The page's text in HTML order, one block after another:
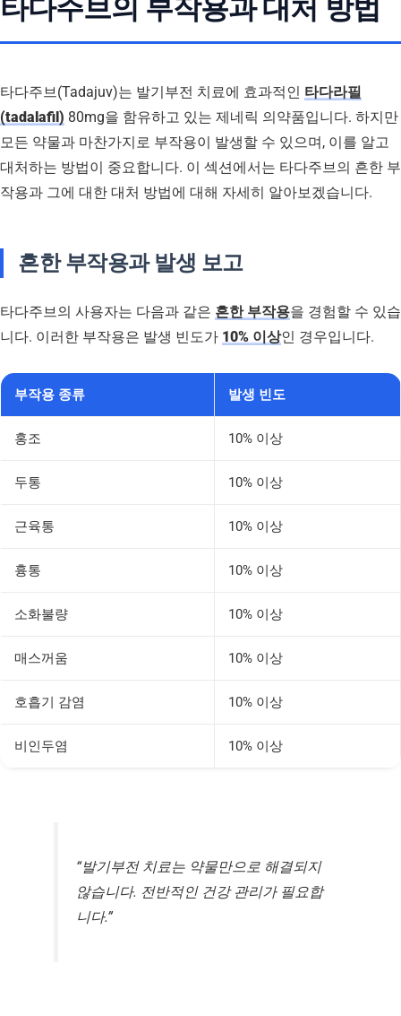
타다주브의 부작용과 대처 방법
타다주브(Tadajuv)는 발기부전 치료에 효과적인 타다라필
(tadalafil) 80mg을 함유하고 있는 제네릭 의약품입니다. 하지만
모든 약물과 마찬가지로 부작용이 발생할 수 있으며, 이를 알고
대처하는 방법이 중요합니다. 이 섹션에서는 타다주브의 흔한 부
작용과 그에 대한 대처 방법에 대해 자세히 알아보겠습니다.
흔한 부작용과 발생 보고
타다주브의 사용자는 다음과 같은 흔한 부작용을 경험할 수 있습
니다. 이러한 부작용은 발생 빈도가 10% 이상인 경우입니다.
부작용 종류 발생 빈도
홍조 10% 이상
두통 10% 이상
근육통 10% 이상
흉통 10% 이상
소화불량 10% 이상
매스꺼움 10% 이상
호흡기 감염 10% 이상
비인두염 10% 이상
“발기부전 치료는 약물만으로 해결되지
않습니다. 전반적인 건강 관리가 필요합
니다.”